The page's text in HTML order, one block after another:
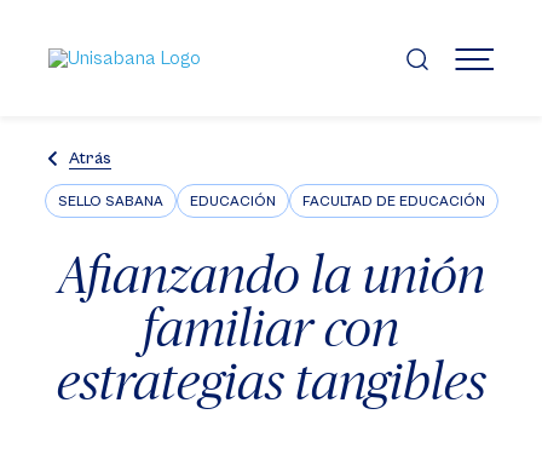
contenido
principal
MENÚ
Atrás
SELLO SABANA EDUCACIÓN FACULTAD DE EDUCACIÓN
Afianzando la unión
familiar con
estrategias tangibles